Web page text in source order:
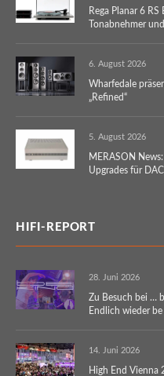
Rega Planar 6
Tonabnehmer
6. August 2026
Wharfedale
„Refined“
5. August 2026
MERASON
Upgrades für
HIFI-REPORT
28. Juni 2026
Zu Besuch bei …
Endlich wieder
14. Juni 2026
High End Vienna